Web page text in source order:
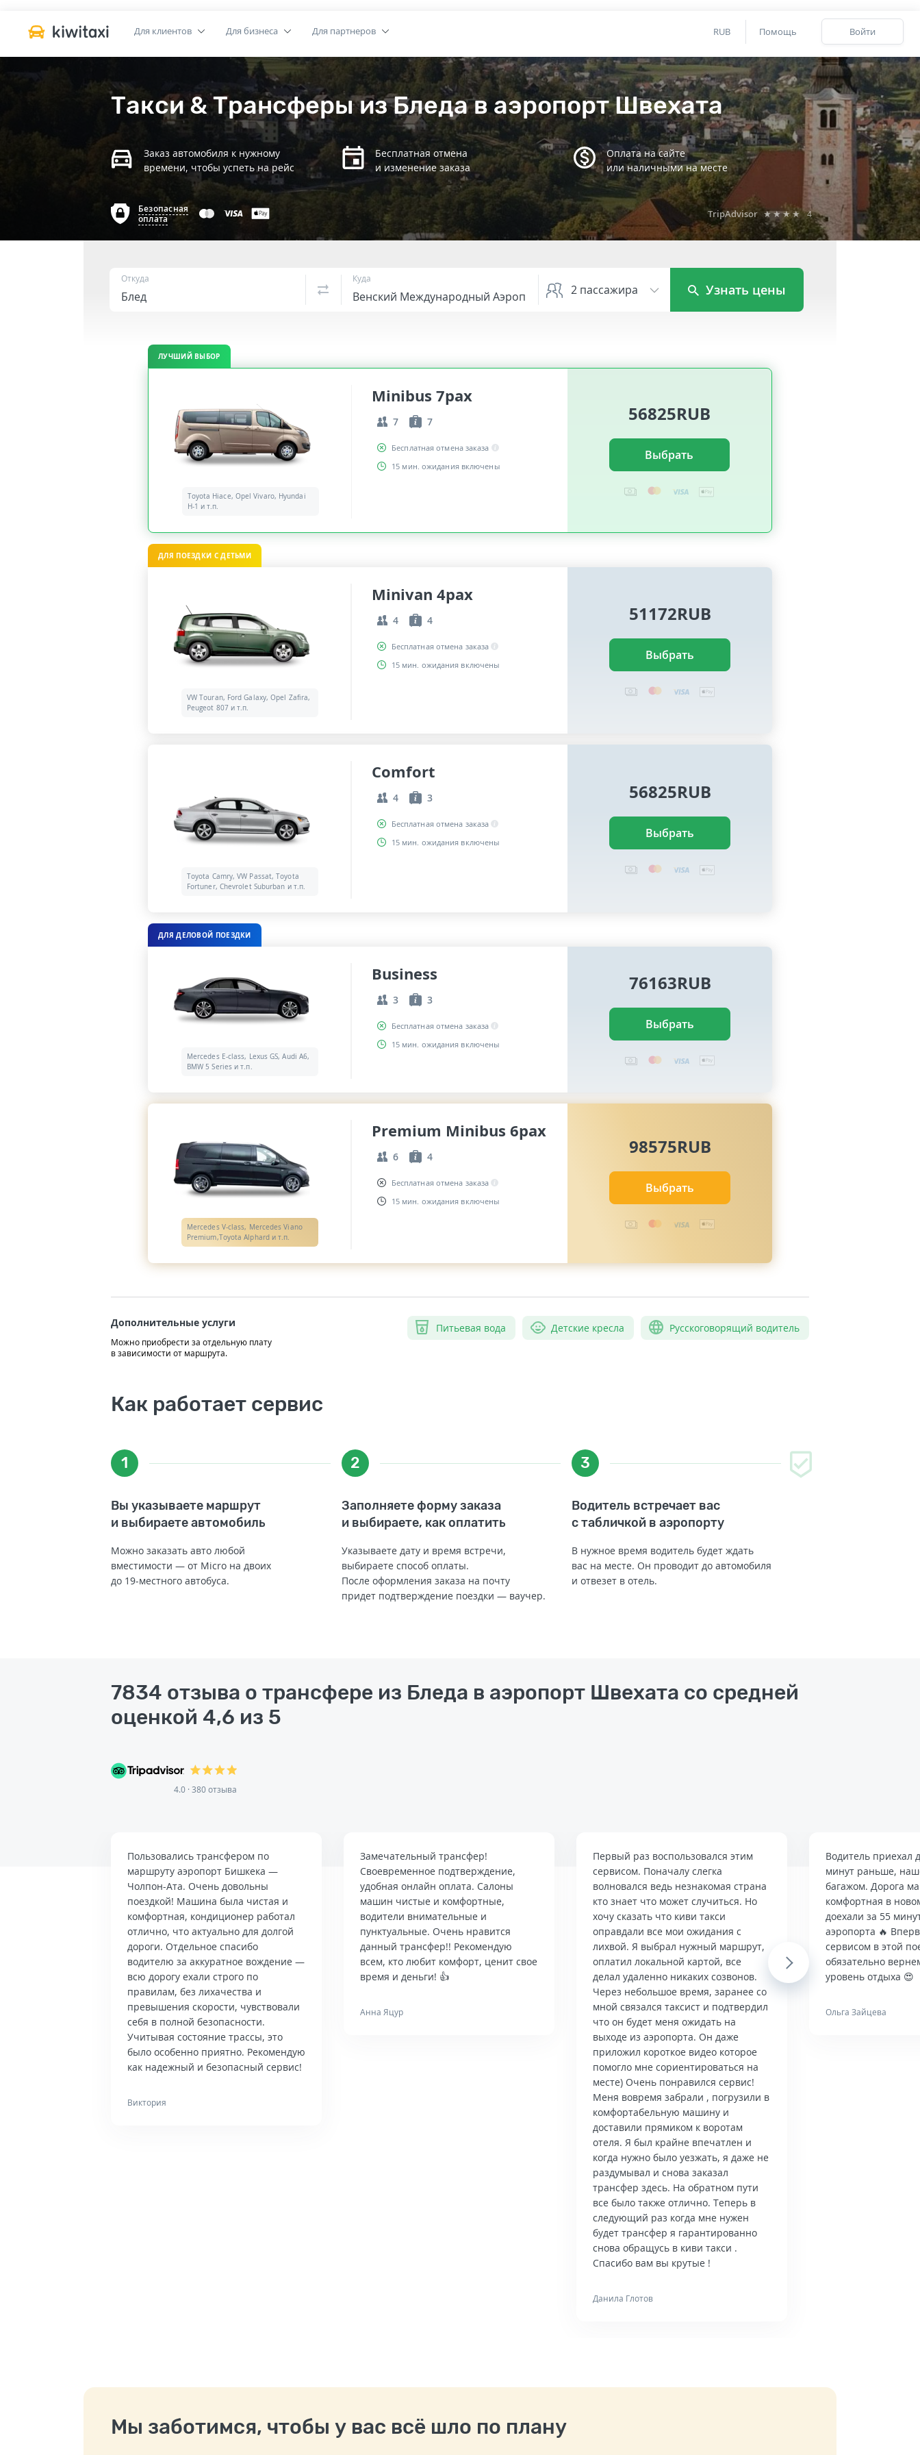
RUB Помощь Войти
Для клиентов Для бизнеса Для партнеров
Такси & Трансферы из Бледа в аэропорт Швехата
Заказ автомобиля к нужному
времени, чтобы успеть на рейс
Бесплатная отмена
и изменение заказа
Оплата на сайте
или наличными на месте
Безопасная
оплата
TripAdvisor ★★★★ 4
Откуда Куда
2 пассажира Узнать цены
ЛУЧШИЙ ВЫБОР
Toyota Hiace, Opel Vivaro, Hyundai
H-1 и т.п.
Minibus 7pax
7 7
Бесплатная отмена заказа
15 мин. ожидания включены
56825RUB
Выбрать
ДЛЯ ПОЕЗДКИ С ДЕТЬМИ
VW Touran, Ford Galaxy, Opel Zafira,
Peugeot 807 и т.п.
Minivan 4pax
4 4
Бесплатная отмена заказа
15 мин. ожидания включены
51172RUB
Выбрать
Toyota Camry, VW Passat, Toyota
Fortuner, Chevrolet Suburban и т.п.
Comfort
4 3
Бесплатная отмена заказа
15 мин. ожидания включены
56825RUB
Выбрать
ДЛЯ ДЕЛОВОЙ ПОЕЗДКИ
Mercedes E-class, Lexus GS, Audi A6,
BMW 5 Series и т.п.
Business
3 3
Бесплатная отмена заказа
15 мин. ожидания включены
76163RUB
Выбрать
Mercedes V-class, Mercedes Viano
Premium,Toyota Alphard и т.п.
Premium Minibus 6pax
6 4
Бесплатная отмена заказа
15 мин. ожидания включены
98575RUB
Выбрать
Дополнительные услуги
Можно приобрести за отдельную плату
в зависимости от маршрута.
Питьевая вода Детские кресла Русскоговорящий водитель
Как работает сервис
1
Вы указываете маршрут
и выбираете автомобиль
Можно заказать авто любой
вместимости — от Micro на двоих
до 19-местного автобуса.
2
Заполняете форму заказа
и выбираете, как оплатить
Указываете дату и время встречи,
выбираете способ оплаты.
После оформления заказа на почту
придет подтверждение поездки — ваучер.
3
Водитель встречает вас
с табличкой в аэропорту
В нужное время водитель будет ждать
вас на месте. Он проводит до автомобиля
и отвезет в отель.
7834 отзыва о трансфере из Бледа в аэропорт Швехата со средней
оценкой 4,6 из 5
4.0 · 380 отзыва
Пользовались трансфером по
маршруту аэропорт Бишкека —
Чолпон-Ата. Очень довольны
поездкой! Машина была чистая и
комфортная, кондиционер работал
отлично, что актуально для долгой
дороги. Отдельное спасибо
водителю за аккуратное вождение —
всю дорогу ехали строго по
правилам, без лихачества и
превышения скорости, чувствовали
себя в полной безопасности.
Учитывая состояние трассы, это
было особенно приятно. Рекомендую
как надежный и безопасный сервис!
Виктория
Замечательный трансфер!
Своевременное подтверждение,
удобная онлайн оплата. Салоны
машин чистые и комфортные,
водители внимательные и
пунктуальные. Очень нравится
данный трансфер!! Рекомендую
всем, кто любит комфорт, ценит свое
время и деньги! 👍
Анна Яцур
Первый раз воспользовался этим
сервисом. Поначалу слегка
волновался ведь незнакомая страна
кто знает что может случиться. Но
хочу сказать что киви такси
оправдали все мои ожидания с
лихвой. Я выбрал нужный маршрут,
оплатил локальной картой, все
делал удаленно никаких созвонов.
Через небольшое время, заранее со
мной связался таксист и подтвердил
что он будет меня ожидать на
выходе из аэропорта. Он даже
приложил короткое видео которое
помогло мне сориентироваться на
месте) Очень понравился сервис!
Меня вовремя забрали , погрузили в
комфортабельную машину и
доставили прямиком к воротам
отеля. Я был крайне впечатлен и
когда нужно было уезжать, я даже не
раздумывал и снова заказал
трансфер здесь. На обратном пути
все было также отлично. Теперь в
следующий раз когда мне нужен
будет трансфер я гарантированно
снова обращусь в киви такси .
Спасибо вам вы крутые !
Данила Глотов
Водитель приехал
минут раньше,
багажом. Дорога
комфортная в
доехали за 55
аэропорта 🔥
сервисом в этой
обязательно
уровень отдыха 😍
Ольга Зайцева
Next
Мы заботимся, чтобы у вас всё шло по плану